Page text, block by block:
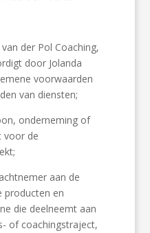
der Pol Coaching,
door Jolanda
voorwaarden
van diensten;
onderneming of
voor de
aan de
producten en
die deelneemt aan
of coachingstraject,